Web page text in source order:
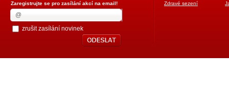
Zaregistrujte se pro zasílání akcí na email!
zrušit zasílání novinek
Zdravé sezení